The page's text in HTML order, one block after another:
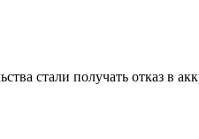
стали получать отказ в